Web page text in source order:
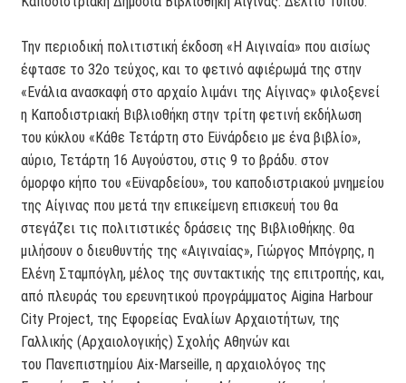
Την περιοδική πολιτιστική έκδοση «Η Αιγιναία» που αισίως
έφτασε το 32ο τεύχος, και το φετινό αφιέρωμά της στην
«Ενάλια ανασκαφή στο αρχαίο λιμάνι της Αίγινας» φιλοξενεί
η Καποδιστριακή Βιβλιοθήκη στην τρίτη φετινή εκδήλωση
του κύκλου «Κάθε Τετάρτη στο Εϋνάρδειο με ένα βιβλίο»,
αύριο, Τετάρτη 16 Αυγούστου, στις 9 το βράδυ. στον
όμορφο κήπο του «Εϋναρδείου», του καποδιστριακού μνημείου
της Αίγινας που μετά την επικείμενη επισκευή του θα
στεγάζει τις πολιτιστικές δράσεις της Βιβλιοθήκης. Θα
μιλήσουν ο διευθυντής της «Αιγιναίας», Γιώργος Μπόγρης, η
Ελένη Σταμπόγλη, μέλος της συντακτικής της επιτροπής, και,
από πλευράς του ερευνητικού προγράμματος Aigina Harbour
City Project, της Εφορείας Εναλίων Αρχαιοτήτων, της
Γαλλικής (Αρχαιολογικής) Σχολής Αθηνών και
του Πανεπιστημίου Aix-Marseille, η αρχαιολόγος της